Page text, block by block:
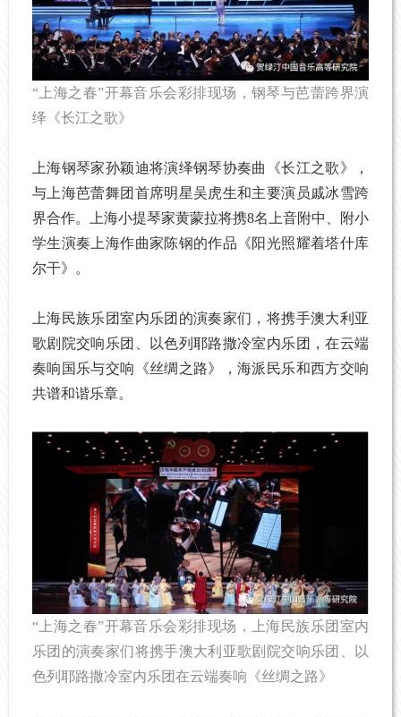
“上海之春”开幕音乐会彩排现场，钢琴与芭蕾跨界演
绎《长江之歌》
上海钢琴家孙颖迪将演绎钢琴协奏曲《长江之歌》，
与上海芭蕾舞团首席明星吴虎生和主要演员戚冰雪跨
界合作。上海小提琴家黄蒙拉将携8名上音附中、附小
学生演奏上海作曲家陈钢的作品《阳光照耀着塔什库
尔干》。
上海民族乐团室内乐团的演奏家们，将携手澳大利亚
歌剧院交响乐团、以色列耶路撒冷室内乐团，在云端
奏响国乐与交响《丝绸之路》，海派民乐和西方交响
共谱和谐乐章。
“上海之春”开幕音乐会彩排现场，上海民族乐团室内
乐团的演奏家们将携手澳大利亚歌剧院交响乐团、以
色列耶路撒冷室内乐团在云端奏响《丝绸之路》